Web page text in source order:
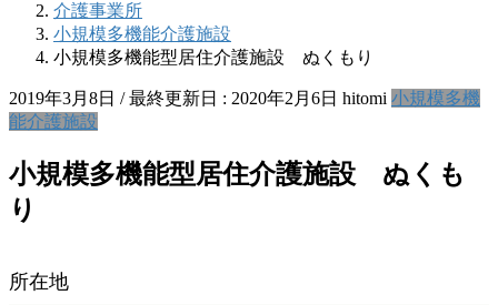
介護事業所
小規模多機能介護施設
小規模多機能型居住介護施設 ぬくもり
2019年3月8日 / 最終更新日 : 2020年2月6日 hitomi 小規模多機
能介護施設
小規模多機能型居住介護施設 ぬくも
り
所在地